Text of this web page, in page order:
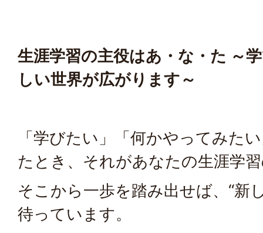
生涯学習の主役はあ・な・た ～
しい世界が広がります～
「学びたい」「何かやってみた
たとき、それがあなたの生涯学
そこから一歩を踏み出せば、“新
待っています。